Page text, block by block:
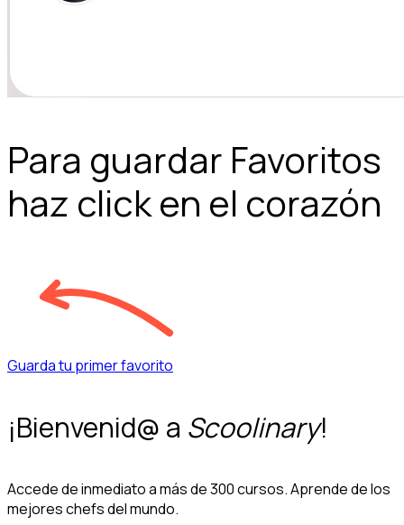
Para guardar Favoritos
haz click en el corazón
Guarda tu primer favorito
¡Bienvenid@ a Scoolinary!
Accede de inmediato a más de 300 cursos. Aprende de los
mejores chefs del mundo.